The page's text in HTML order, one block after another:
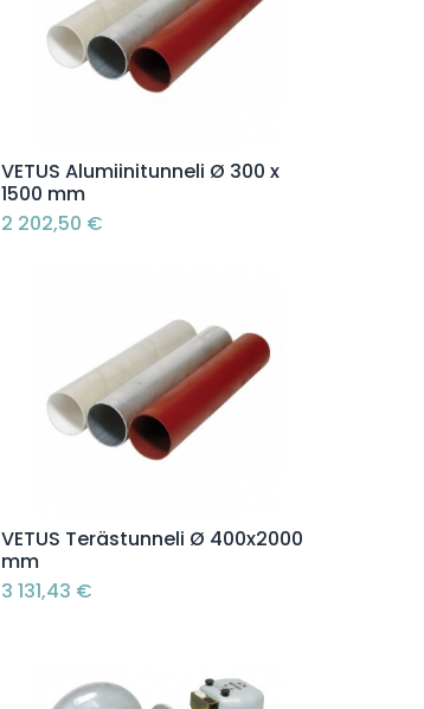
Lisää ostoskoriin
VETUS Alumiinitunneli Ø 300 x
1500 mm
2 202,50 €
Lisää ostoskoriin
VETUS Terästunneli Ø 400x2000
mm
3 131,43 €